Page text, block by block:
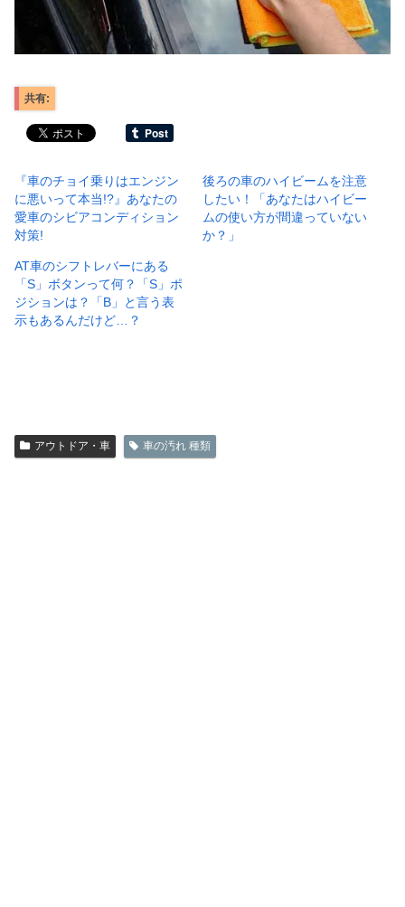
共有:
『車のチョイ乗りはエンジン
に悪いって本当!?』あなたの
愛車のシビアコンディション
対策!
後ろの車のハイビームを注意
したい！「あなたはハイビー
ムの使い方が間違っていない
か？」
AT車のシフトレバーにある
「S」ボタンって何？「S」ポ
ジションは？「B」と言う表
示もあるんだけど…？
アウトドア・車 車の汚れ 種類